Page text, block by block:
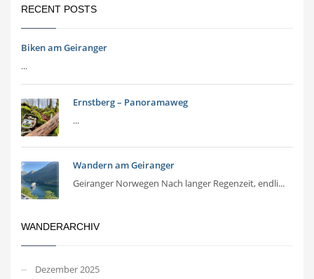
RECENT POSTS
Biken am Geiranger
...
Ernstberg – Panoramaweg
...
Wandern am Geiranger
Geiranger Norwegen Nach langer Regenzeit, endli...
WANDERARCHIV
Dezember 2025